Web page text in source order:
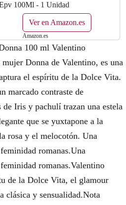
100Ml - 1 Unidad
Ver en Amazon.es
Amazon.es
100 ml Valentino
Donna de Valentino, es una
el espíritu de la Dolce Vita.
marcado contraste de
Iris y pachulí trazan una estela
que se yuxtapone a la
rosa y el melocotón. Una
romanas.Una
romanas.Valentino
de la Dolce Vita, el glamour
clásica y sensualidad.Nota